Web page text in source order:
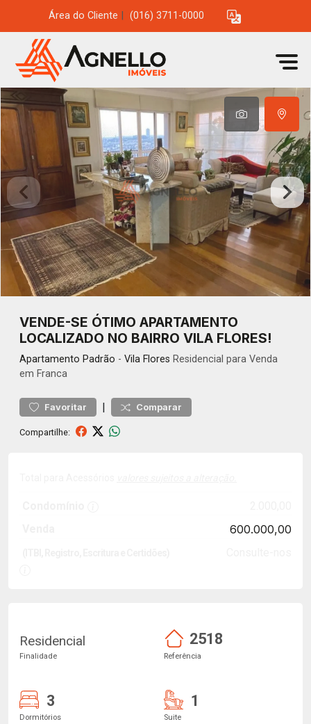
Área do Cliente (016) 3711-0000
VENDE-SE ÓTIMO APARTAMENTO
LOCALIZADO NO BAIRRO VILA FLORES!
Apartamento Padrão - Vila Flores Residencial para Venda
em Franca
Favoritar | Comparar
Compartilhe:
600.000,00
Residencial
Finalidade
2518
Referência
3
Dormitórios
1
Suite